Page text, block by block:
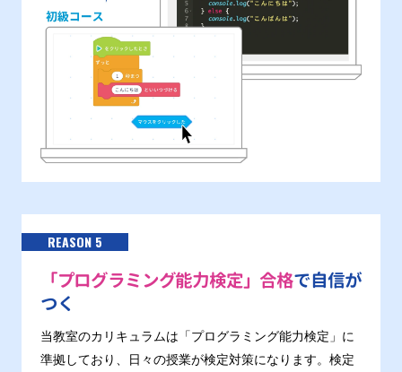
REASON 5
「プログラミング能力検定」合格で自信が
つく
当教室のカリキュラムは「プログラミング能力検定」に
準拠しており、日々の授業が検定対策になります。検定